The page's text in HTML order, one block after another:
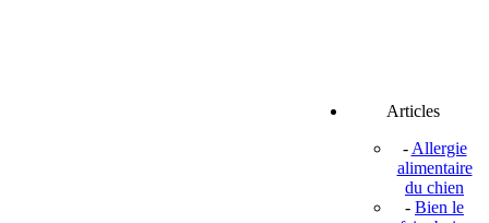
Articles
- Allergie
alimentaire
du chien
- Bien le